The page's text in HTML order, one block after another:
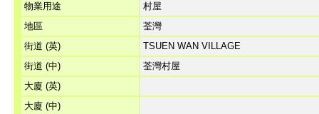
物業用途
村屋
地區
荃灣
街道 (英)
TSUEN WAN VILLAGE
街道 (中)
荃灣村屋
大廈 (英)
大廈 (中)